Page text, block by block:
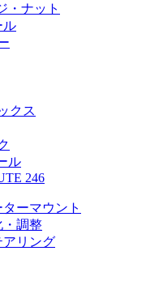
・ナット
ル
クス
ル
246
ターマウント
・調整
アリング